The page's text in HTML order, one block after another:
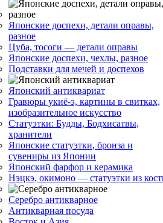
Японские доспехи, детали оправы,
разное
Цуба, тосоги — детали оправы
Японские доспехи, чехлы, разное
Подставки для мечей и доспехов
Японский антиквариат
Гравюры укиё-э, картины в свитках,
изобразительное искусство
Статуэтки: Будды, Бодхисатвы,
хранители
Японские статуэтки, бронза и
сувениры из Японии
Японский фарфор и керамика
Нэцкэ, окимоно — статуэтки из
Серебро антикварное
Антикварная посуда